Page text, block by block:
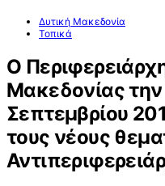
Δυτική Μακεδονία
Τοπικά
Ο
Μακεδονίας
Σεπτεμβρίου
τους νέους